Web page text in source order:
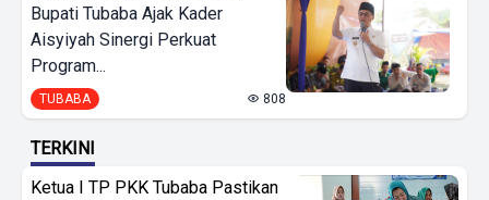
Bupati Tubaba Ajak Kader
Aisyiyah Sinergi Perkuat
Program...
TUBABA 808
TERKINI
Ketua I TP PKK Tubaba Pastikan